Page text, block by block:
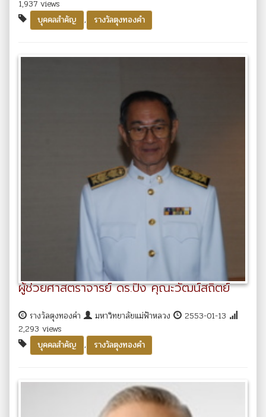
1,937 views
บุคคลสำคัญ
, รางวัลตุงทองคำ
ผู้ช่วยศาสตราจารย์ ดร.ปิง คุณะวัฒน์สถิตย์
รางวัลตุงทองคำ มหาวิทยาลัยแม่ฟ้าหลวง
2553-01-13
2,293 views
บุคคลสำคัญ
, รางวัลตุงทองคำ